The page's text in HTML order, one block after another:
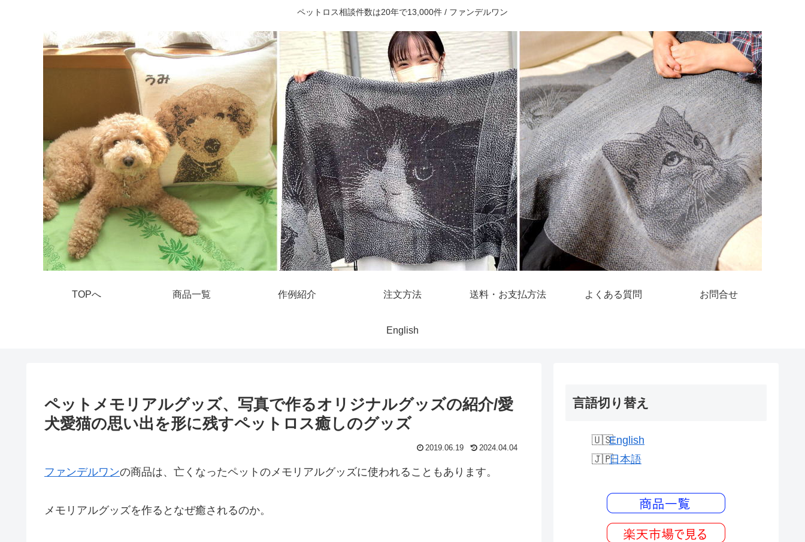
ペットロス相談件数は20年で13,000件 / ファンデルワン
TOPへ 商品一覧 作例紹介 注文方法 送料・お支払方法 よくある質問 お問合せ
English
ペットメモリアルグッズ、写真で作るオリジナルグッズの紹介/愛
犬愛猫の思い出を形に残すペットロス癒しのグッズ
2019.06.19 2024.04.04
ファンデルワンの商品は、亡くなったペットのメモリアルグッズに使われることもあります。
メモリアルグッズを作るとなぜ癒されるのか。
言語切り替え
English
日本語